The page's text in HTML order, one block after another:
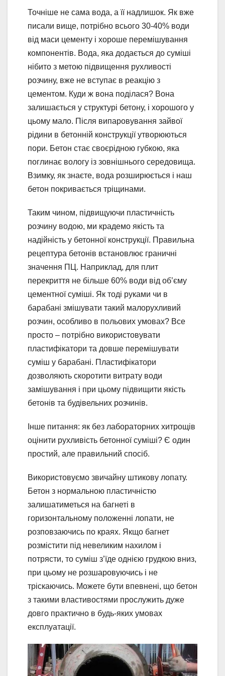
Точніше не сама вода, а її надлишок. Як вже
писали вище, потрібно всього 30-40% води
від маси цементу і хороше перемішування
компонентів. Вода, яка додається до суміші
нібито з метою підвищення рухливості
розчину, вже не вступає в реакцію з
цементом. Куди ж вона поділася? Вона
залишається у структурі бетону, і хорошого у
цьому мало. Після випаровування зайвої
рідини в бетонній конструкції утворюються
пори. Бетон стає своєрідною губкою, яка
поглинає вологу із зовнішнього середовища.
Взимку, як знаєте, вода розширюється і наш
бетон покривається тріщинами.
Таким чином, підвищуючи пластичність
розчину водою, ми крадемо якість та
надійність у бетонної конструкції. Правильна
рецептура бетонів встановлює граничні
значення ПЦ. Наприклад, для плит
перекриття не більше 60% води від об’єму
цементної суміші. Як тоді руками чи в
барабані змішувати такий малорухливий
розчин, особливо в польових умовах? Все
просто – потрібно використовувати
пластифікатори та довше перемішувати
суміш у барабані. Пластифікатори
дозволяють скоротити витрату води
замішування і при цьому підвищити якість
бетонів та будівельних розчинів.
Інше питання: як без лабораторних хитрощів
оцінити рухливість бетонної суміші? Є один
простий, але правильний спосіб.
Використовуємо звичайну штикову лопату.
Бетон з нормальною пластичністю
залишатиметься на багнеті в
горизонтальному положенні лопати, не
розповзаючись по краях. Якщо багнет
розмістити під невеликим нахилом і
потрясти, то суміш з’їде однією грудкою вниз,
при цьому не розшаровуючись і не
тріскаючись. Можете бути впевнені, що бетон
з такими властивостями прослужить дуже
довго практично в будь-яких умовах
експлуатації.